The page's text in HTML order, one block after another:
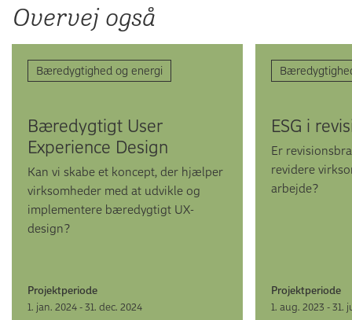
Overvej også
Bæredygtighed og energi
Bæredygtigt User
Experience Design
Kan vi skabe et koncept, der hjælper
virksomheder med at udvikle og
implementere bæredygtigt UX-
design?
Projektperiode
1. jan. 2024 - 31. dec. 2024
ESG i
Er
revidere
arbejde?
Projektperiode
1. aug. 2023 - 31.